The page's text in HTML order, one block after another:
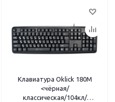
Клавиатура Oklick 180M
<чёрная/
классическая/104кл/